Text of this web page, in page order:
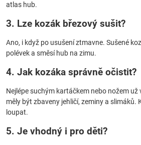
atlas hub.
3. Lze kozák březový sušit?
Ano, i když po usušení ztmavne. Sušené
polévek a směsí hub na zimu.
4. Jak kozáka správně očistit?
Nejlépe suchým kartáčkem nebo nožem už
měly být zbaveny jehličí, zeminy a slimáků.
loupat.
5. Je vhodný i pro děti?